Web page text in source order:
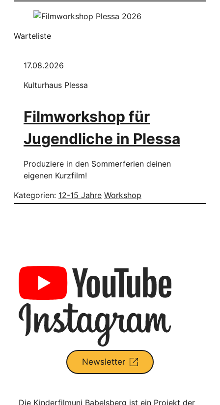
Warteliste
17.08.2026
Kulturhaus Plessa
Filmworkshop für
Jugendliche in Plessa
Produziere in den Sommerferien deinen
eigenen Kurzfilm!
Kategorien: 12-15 Jahre Workshop
Newsletter
Die Kinderfilmuni Babelsberg ist ein Projekt der